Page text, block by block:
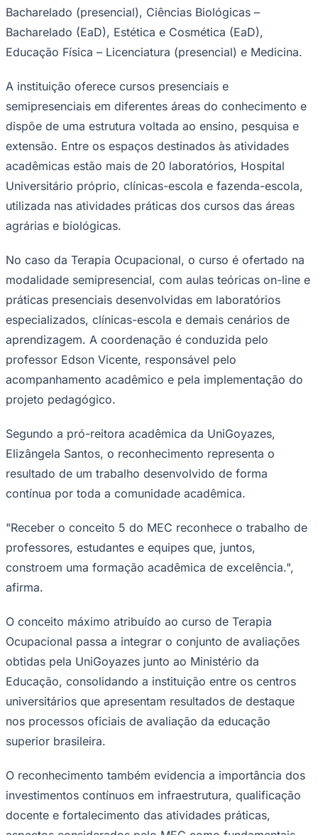
Juventude
Ceará
Bacharelado (presencial), Ciências Biológicas –
Bacharelado (EaD), Estética e Cosmética (EaD),
Educação Física – Licenciatura (presencial) e Medicina.
A instituição oferece cursos presenciais e
semipresenciais em diferentes áreas do conhecimento e
dispõe de uma estrutura voltada ao ensino, pesquisa e
extensão. Entre os espaços destinados às atividades
acadêmicas estão mais de 20 laboratórios, Hospital
Universitário próprio, clínicas-escola e fazenda-escola,
utilizada nas atividades práticas dos cursos das áreas
agrárias e biológicas.
No caso da Terapia Ocupacional, o curso é ofertado na
modalidade semipresencial, com aulas teóricas on-line e
práticas presenciais desenvolvidas em laboratórios
especializados, clínicas-escola e demais cenários de
aprendizagem. A coordenação é conduzida pelo
professor Edson Vicente, responsável pelo
acompanhamento acadêmico e pela implementação do
projeto pedagógico.
Segundo a pró-reitora acadêmica da UniGoyazes,
Elizângela Santos, o reconhecimento representa o
resultado de um trabalho desenvolvido de forma
contínua por toda a comunidade acadêmica.
"Receber o conceito 5 do MEC reconhece o trabalho de
professores, estudantes e equipes que, juntos,
constroem uma formação acadêmica de excelência.",
afirma.
O conceito máximo atribuído ao curso de Terapia
Ocupacional passa a integrar o conjunto de avaliações
obtidas pela UniGoyazes junto ao Ministério da
Educação, consolidando a instituição entre os centros
universitários que apresentam resultados de destaque
nos processos oficiais de avaliação da educação
superior brasileira.
O reconhecimento também evidencia a importância dos
investimentos contínuos em infraestrutura, qualificação
docente e fortalecimento das atividades práticas,